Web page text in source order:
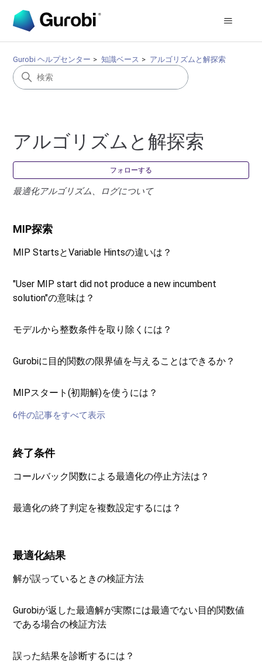
Gurobi ヘルプセンター 知識ベース アルゴリズムと解探索
アルゴリズムと解探索
フォローする
最適化アルゴリズム、ログについて
MIP探索
MIP StartsとVariable Hintsの違いは？
"User MIP start did not produce a new incumbent
solution"の意味は？
モデルから整数条件を取り除くには？
Gurobiに目的関数の限界値を与えることはできるか？
MIPスタート(初期解)を使うには？
6件の記事をすべて表示
終了条件
コールバック関数による最適化の停止方法は？
最適化の終了判定を複数設定するには？
最適化結果
解が誤っているときの検証方法
Gurobiが返した最適解が実際には最適でない目的関数値
である場合の検証方法
誤った結果を診断するには？